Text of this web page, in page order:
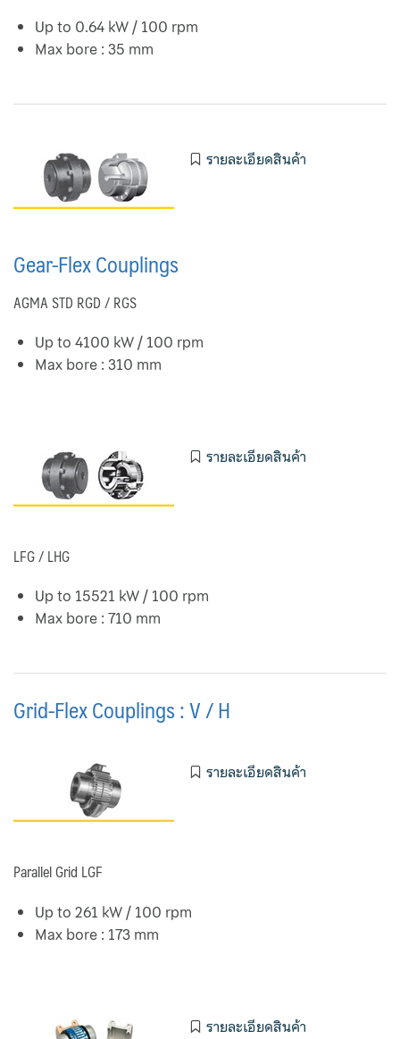
Up to 0.64 kW / 100 rpm
Max bore : 35 mm
รายละเอียดสินค้า
Gear-Flex Couplings
AGMA STD RGD / RGS
Up to 4100 kW / 100 rpm
Max bore : 310 mm
รายละเอียดสินค้า
LFG / LHG
Up to 15521 kW / 100 rpm
Max bore : 710 mm
Grid-Flex Couplings : V / H
รายละเอียดสินค้า
Parallel Grid LGF
Up to 261 kW / 100 rpm
Max bore : 173 mm
รายละเอียดสินค้า